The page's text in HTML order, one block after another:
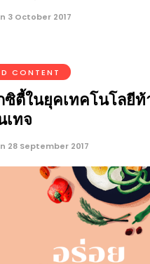
3 October 2017
CONTENT
ซิตี้ในยุคเทคโนโลยี
เทจ
28 September 2017